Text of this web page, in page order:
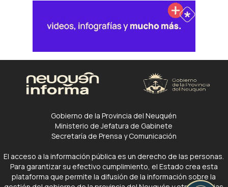
Gobierno de la Provincia del Neuquén
Ministerio de Jefatura de Gabinete
Secretaría de Prensa y Comunicación
El acceso a la información pública es un derecho de las personas.
Para garantizar su efectivo cumplimiento, el Estado crea esta
plataforma que permite la difusión de la información sobre la